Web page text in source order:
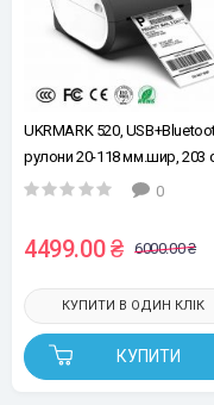
UKRMARK 520,
рулони 20-118 мм.шир, 203
127 мм/с, настільний
штрих-кодів
0
4499.00 ₴ 6000.00 ₴
КУПИТИ
КУПИТИ В ОДИН КЛІК